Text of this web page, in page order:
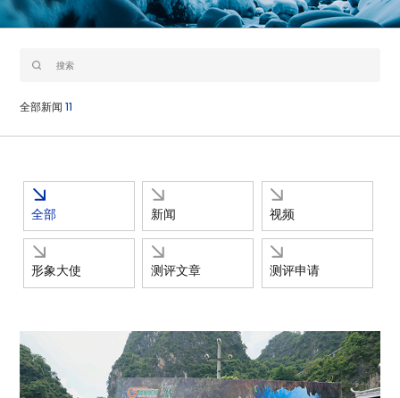
全部新闻11
全部 新闻 视频
形象大使 测评文章 测评申请